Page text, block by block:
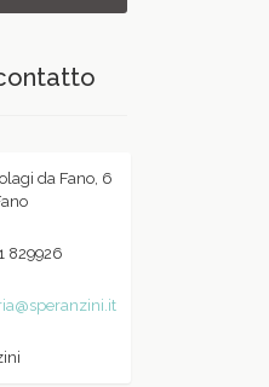
da Fano, 6
829926